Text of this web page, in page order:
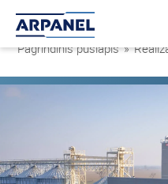
Pagrindinis puslapis »